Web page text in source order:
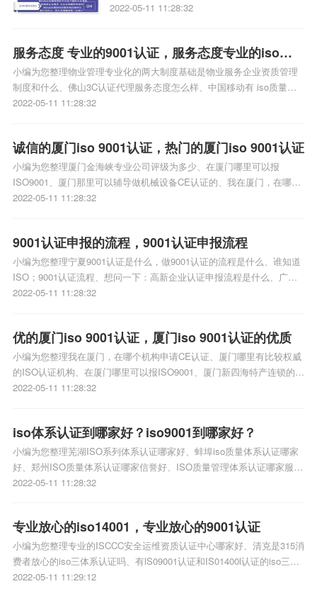
iso9001质量体系认证书多久年检、哪里可以进
系认证知识，详情可查看下方正文！
2022-05-11 11:28:32
服务态度 专业的9001认证，服务态度专业的iso体
系认证
小编为您整理物业管理专业化的两大制度基础是物业服务企业资质管理
制度和什么、佛山3C认证代理服务态度怎么样、中国移动有 iso质量管
理体系认证吗服务态度极差、菲律宾ISO认证服务中心哪家专业、菲律
2022-05-11 11:28:32
诚信的厦门iso 9001认证，热门的厦门iso 9001认证
小编为您整理厦门金海峡专业公司评级为多少、在厦门哪里可以报
ISO9001、厦门那里可以辅导做机械设备CE认证的、我在厦门，在哪个
机构申请CE认证、厦门高新技术企业认证怎么办理相关iso体系认证知
2022-05-11 11:28:32
9001认证申报的流程，9001认证申报流程
小编为您整理宁夏9001认证是什么，做9001认证的流程是什么、谁知道
ISO；9001认证流程、想问一下：高新企业认证申报流程是什么、广州
企业年检网上申报流程、免税企业网上申报纳税流程相关iso体系认证知
2022-05-11 11:28:32
优的厦门iso 9001认证，厦门iso 9001认证的优质
小编为您整理我在厦门，在哪个机构申请CE认证、厦门哪里有比较权威
的ISO认证机构、在厦门哪里可以报ISO9001、厦门新四海特产连锁的荣
誉证书、厦门市逸夫中学的荣誉证书相关iso体系认证知识，详情可查看
2022-05-11 11:28:32
iso体系认证到哪家好？iso9001到哪家好？
小编为您整理芜湖ISO系列体系认证哪家好、蚌埠iso质量体系认证哪家
好、郑州ISO质量体系认证哪家信誉好、ISO质量管理体系认证哪家服务
好、重庆ISO体系认证哪家好相关iso体系认证知识，详情可查看下方正
2022-05-11 11:28:32
专业放心的iso14001，专业放心的9001认证
小编为您整理专业的ISCCC安全运维资质认证中心哪家好、清克是315消
费者放心的iso三体系认证吗、有lS09001认证和IS01400l认证的iso三体
系认证质量放心吗、建筑企业资质是什么交给代办公司放心不、cccf认
2022-05-11 11:29:12